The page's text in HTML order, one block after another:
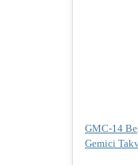
GMC-14
Gemici